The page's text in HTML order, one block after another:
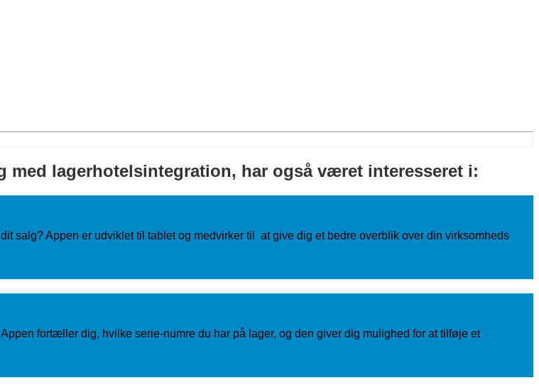
med lagerhotelsintegration, har også været interesseret i:
salg? Appen er udviklet til tablet og medvirker til at give dig et bedre overblik over din virksomheds
fortæller dig, hvilke serie-numre du har på lager, og den giver dig mulighed for at tilføje et